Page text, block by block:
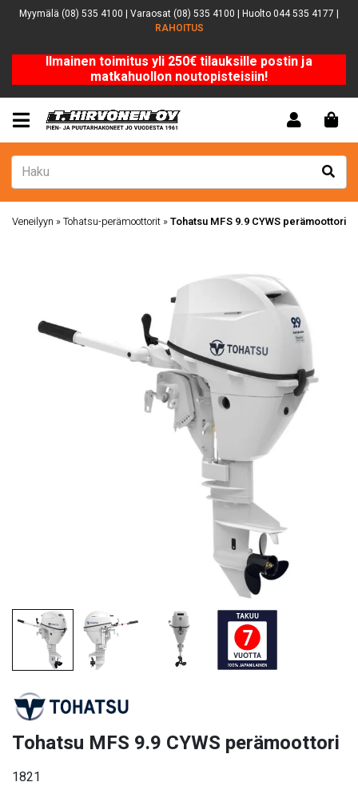
Myymälä (08) 535 4100 | Varaosat (08) 535 4100 | Huolto 044 535 4177 |
RAHOITUS
Ilmainen toimitus yli 250€ tilauksille postin ja
matkahuollon noutopisteisiin!
Veneilyyn »Tohatsu-perämoottorit »Tohatsu MFS 9.9 CYWS perämoottori
Tohatsu MFS 9.9 CYWS perämoottori
1821